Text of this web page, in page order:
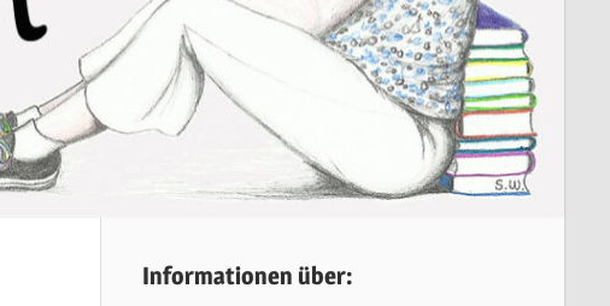
Informationen über: